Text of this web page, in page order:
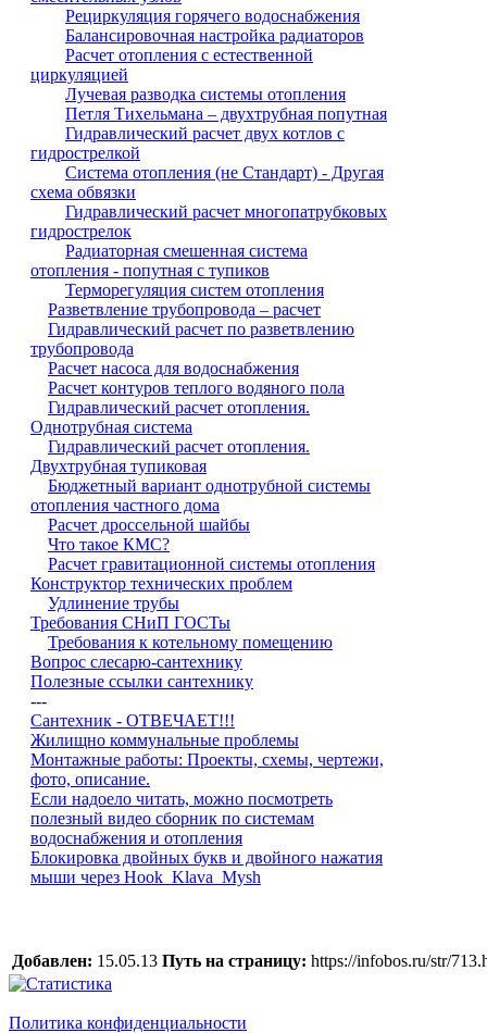
Рециркуляция горячего водоснабжения
Балансировочная настройка радиаторов
Расчет отопления с естественной
циркуляцией
Лучевая разводка системы отопления
Петля Тихельмана – двухтрубная попутная
Гидравлический расчет двух котлов с
гидрострелкой
Система отопления (не Стандарт) - Другая
схема обвязки
Гидравлический расчет многопатрубковых
гидрострелок
Радиаторная смешенная система
отопления - попутная с тупиков
Терморегуляция систем отопления
Разветвление трубопровода – расчет
Гидравлический расчет по разветвлению
трубопровода
Расчет насоса для водоснабжения
Расчет контуров теплого водяного пола
Гидравлический расчет отопления.
Однотрубная система
Гидравлический расчет отопления.
Двухтрубная тупиковая
Бюджетный вариант однотрубной системы
отопления частного дома
Расчет дроссельной шайбы
Что такое КМС?
Расчет гравитационной системы отопления
Конструктор технических проблем
Удлинение трубы
Требования СНиП ГОСТы
Требования к котельному помещению
Вопрос слесарю-сантехнику
Полезные ссылки сантехнику
---
Сантехник - ОТВЕЧАЕТ!!!
Жилищно коммунальные проблемы
Монтажные работы: Проекты, схемы, чертежи,
фото, описание.
Если надоело читать, можно посмотреть
полезный видео сборник по системам
водоснабжения и отопления
Блокировка двойных букв и двойного нажатия
мыши через Hook_Klava_Mysh
Добавлен: 15.05.13 Путь на страницу: https://infobos.ru/str/
Политика конфиденциальности